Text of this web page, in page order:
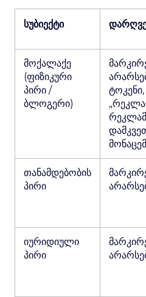
სუბიექტი
მოქალაქე
(ფიზიკური
პირი /
ბლოგერი)
ტოკენი,
თანამდებობის
პირი
იურიდიული
პირი